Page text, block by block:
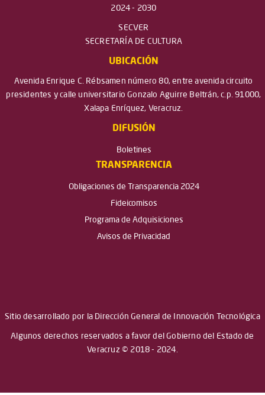
2024 - 2030
SECVER
SECRETARÍA DE CULTURA
UBICACIÓN
Avenida Enrique C. Rébsamen número 80, entre avenida circuito
presidentes y calle universitario Gonzalo Aguirre Beltrán, c.p. 91000,
Xalapa Enríquez, Veracruz.
DIFUSIÓN
Boletines
TRANSPARENCIA
Obligaciones de Transparencia 2024
Fideicomisos
Programa de Adquisiciones
Avisos de Privacidad
Sitio desarrollado por la Dirección General de Innovación Tecnológica
Algunos derechos reservados a favor del Gobierno del Estado de
Veracruz © 2018 - 2024.